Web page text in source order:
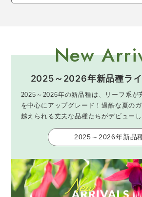
New
2025～2026年新品種ライ
2025～2026年の新品種は、リーフ系が
を中心にアップグレード！過酷な夏の
越えられる丈夫な品種たちがデビューし
2025～2026年新品